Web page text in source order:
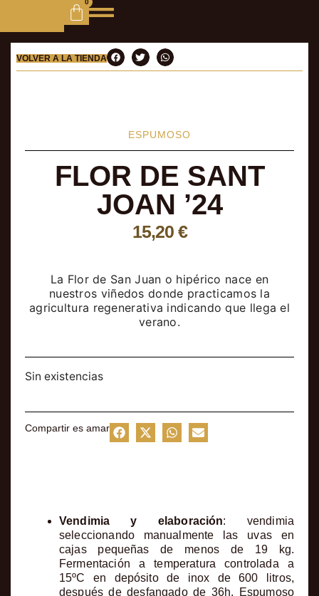
0
VOLVER A LA TIENDA
ESPUMOSO
FLOR DE SANT
JOAN ’24
15,20 €
La Flor de San Juan o hipérico nace en
nuestros viñedos donde practicamos la
agricultura regenerativa indicando que llega el
verano.
Sin existencias
Compartir es amar
Vendimia y elaboración: vendimia
seleccionando manualmente las uvas en
cajas pequeñas de menos de 19 kg.
Fermentación a temperatura controlada a
15ºC en depósito de inox de 600 litros,
después de desfangado de 36h. Espumoso